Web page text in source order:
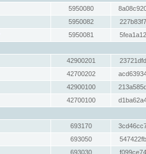
5950080
5950082
5950081
42900201
42700202
42900100
42700100
693170
693050
693030